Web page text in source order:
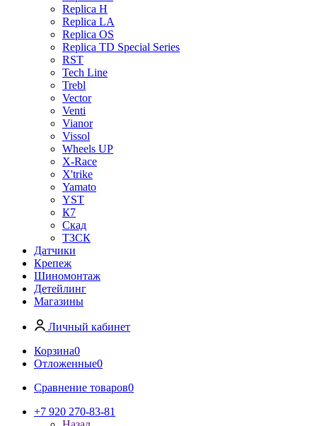
Replica H
Replica LA
Replica OS
Replica TD Special Series
RST
Tech Line
Trebl
Vector
Venti
Vianor
Vissol
Wheels UP
X-Race
X'trike
Yamato
YST
К7
Скад
ТЗСК
Датчики
Крепеж
Шиномонтаж
Детейлинг
Магазины
Личный кабинет
Корзина0
Отложенные0
Сравнение товаров0
+7 920 270-83-81